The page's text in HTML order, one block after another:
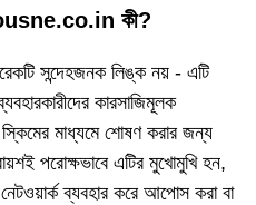
কী?
সন্দেহজনক লিঙ্ক নয় - এটি
কারসাজিমূলক
স্কিমের মাধ্যমে শোষণ করার জন্য
পরোক্ষভাবে এটির মুখোমুখি হন,
ব্যবহার করে আপোস করা বা